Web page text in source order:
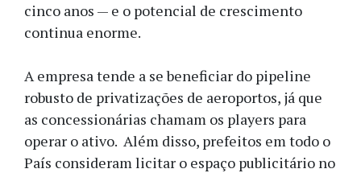
cinco anos — e o potencial de crescimento
continua enorme.
A empresa tende a se beneficiar do pipeline
robusto de privatizações de aeroportos, já que
as concessionárias chamam os players para
operar o ativo. Além disso, prefeitos em todo o
País consideram licitar o espaço publicitário no